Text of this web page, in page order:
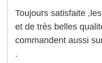
Toujours satisfaite
et de très belles
commandent aussi
.